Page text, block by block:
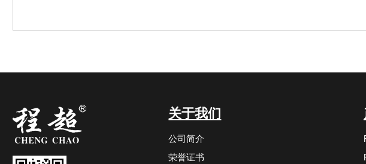
关于我们
公司简介
荣誉证书